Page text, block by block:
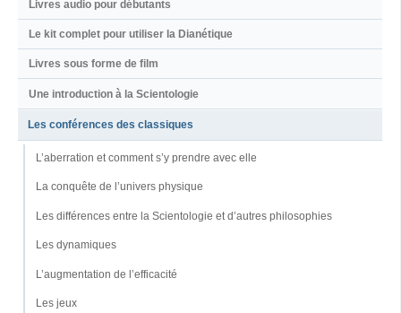
Livres audio pour débutants
Le kit complet pour utiliser la Dianétique
Livres sous forme de film
Une introduction à la Scientologie
Les conférences des classiques
L’aberration et comment s’y prendre avec elle
La conquête de l’univers physique
Les différences entre la Scientologie et d’autres philosophies
Les dynamiques
L’augmentation de l’efficacité
Les jeux